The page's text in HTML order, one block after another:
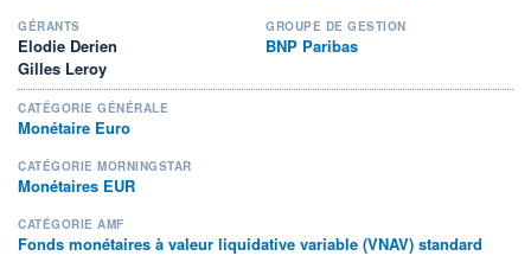
GÉRANTS
Elodie Derien
Gilles Leroy
GROUPE DE GESTION
BNP Paribas
CATÉGORIE GÉNÉRALE
Monétaire Euro
CATÉGORIE MORNINGSTAR
Monétaires EUR
CATÉGORIE AMF
Fonds monétaires à valeur liquidative variable (VNAV) standard